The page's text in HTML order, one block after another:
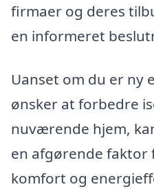
firmaer og deres
en informeret
Uanset om du er ny
ønsker at forbedre
nuværende hjem,
en afgørende faktor
komfort og